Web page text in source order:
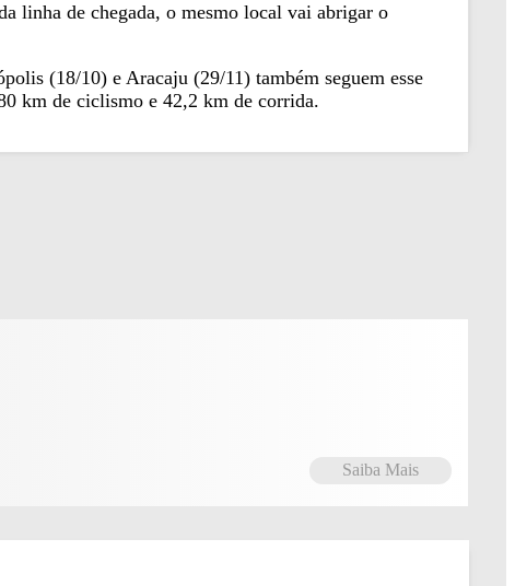
linha de chegada, o mesmo local vai abrigar o
(18/10) e Aracaju (29/11) também seguem esse
km de ciclismo e 42,2 km de corrida.
Saiba Mais